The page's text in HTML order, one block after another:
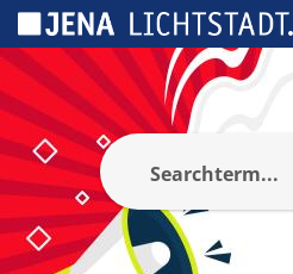
Panel zarządzania plikami cookies